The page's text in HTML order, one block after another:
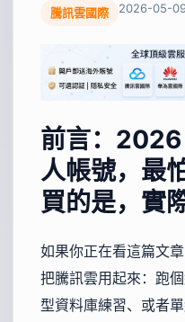
騰訊雲國際 2026-05-
前言：2026
人帳號，最
買的是，實
如果你正在看這篇文
把騰訊雲用起來：跑
型資料庫練習、或者